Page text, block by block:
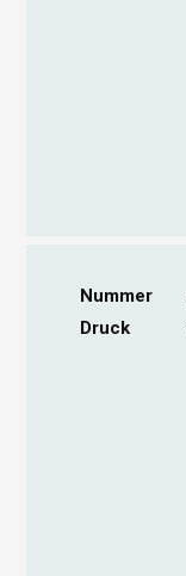
Nummer
Druck